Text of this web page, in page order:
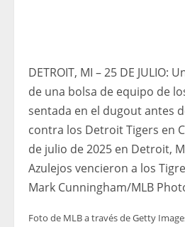
DETROIT, MI – 25 DE JULIO:
de una bolsa de equipo de
sentada en el dugout antes
contra los Detroit Tigers en
de julio de 2025 en Detroit,
Azulejos vencieron a los
Mark Cunningham/MLB
Foto de MLB a través de Getty